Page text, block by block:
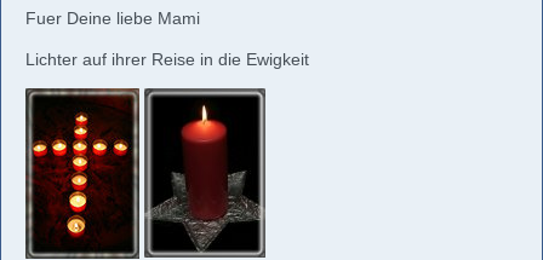
Fuer Deine liebe Mami
Lichter auf ihrer Reise in die Ewigkeit